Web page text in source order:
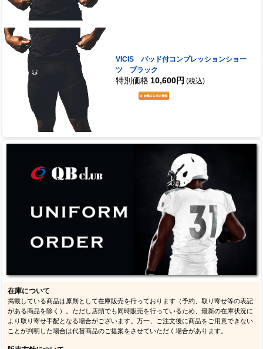
VICIS パッド付コンプレッションショー
ツ ブラック
特別価格 10,600円 (税込)
在庫について
掲載している商品は原則として在庫販売を行っております（予約、取り寄せ等の表記
がある商品を除く）。ただし店頭でも同時販売を行っているため、最新の在庫状況に
より取り寄せ手配となる場合がございます。万一、ご注文後に商品をご用意できない
ことが判明した場合は代替商品のご提案をさせていただく場合があります。